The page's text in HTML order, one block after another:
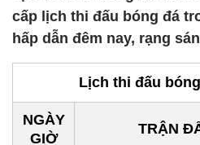
cấp lịch thi đấu bóng đá
hấp dẫn đêm nay, rạng
Lịch thi đấu
NGÀY
GIỜ
TRẬN